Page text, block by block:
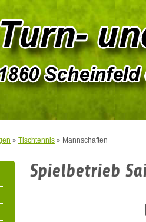
Tischtennis Mannschaften
Spielbetrieb